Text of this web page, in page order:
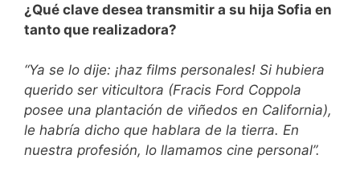
¿Qué clave desea transmitir a su hija Sofia en
tanto que realizadora?
“Ya se lo dije: ¡haz films personales! Si hubiera
querido ser viticultora (Fracis Ford Coppola
posee una plantación de viñedos en California),
le habría dicho que hablara de la tierra. En
nuestra profesión, lo llamamos cine personal”.